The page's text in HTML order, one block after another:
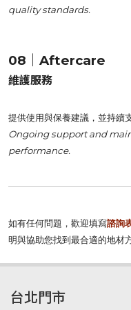
quality standards.
08｜Aftercare
維護服務
提供使用與保養建議，並持續
Ongoing support and
performance.
如有任何問題，歡迎填寫諮詢
明與協助您找到最合適的地材
台北門市